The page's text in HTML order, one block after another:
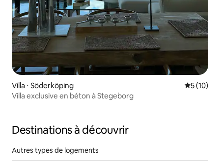
Villa ⋅ Söderköping
5 (10)
Villa exclusive en béton à Stegeborg
Destinations à découvrir
Autres types de logements